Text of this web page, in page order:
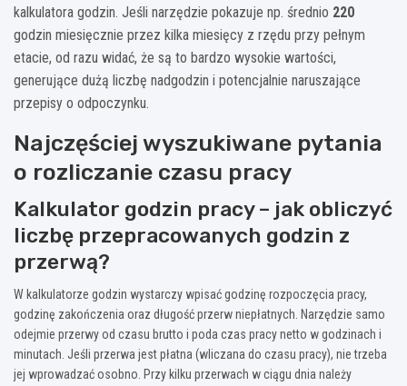
kalkulatora godzin. Jeśli narzędzie pokazuje np. średnio 220
godzin miesięcznie przez kilka miesięcy z rzędu przy pełnym
etacie, od razu widać, że są to bardzo wysokie wartości,
generujące dużą liczbę nadgodzin i potencjalnie naruszające
przepisy o odpoczynku.
Najczęściej wyszukiwane pytania
o rozliczanie czasu pracy
Kalkulator godzin pracy – jak obliczyć
liczbę przepracowanych godzin z
przerwą?
W kalkulatorze godzin wystarczy wpisać godzinę rozpoczęcia pracy,
godzinę zakończenia oraz długość przerw niepłatnych. Narzędzie samo
odejmie przerwy od czasu brutto i poda czas pracy netto w godzinach i
minutach. Jeśli przerwa jest płatna (wliczana do czasu pracy), nie trzeba
jej wprowadzać osobno. Przy kilku przerwach w ciągu dnia należy